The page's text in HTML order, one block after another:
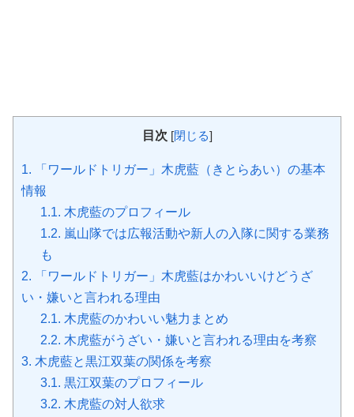
目次 [閉じる]
1. 「ワールドトリガー」木虎藍（きとらあい）の基本
情報
1.1. 木虎藍のプロフィール
1.2. 嵐山隊では広報活動や新人の入隊に関する業務
も
2. 「ワールドトリガー」木虎藍はかわいいけどうざ
い・嫌いと言われる理由
2.1. 木虎藍のかわいい魅力まとめ
2.2. 木虎藍がうざい・嫌いと言われる理由を考察
3. 木虎藍と黒江双葉の関係を考察
3.1. 黒江双葉のプロフィール
3.2. 木虎藍の対人欲求